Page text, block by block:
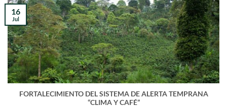
FORTALECIMIENTO DEL SISTEMA DE ALERTA TEMPRANA
“CLIMA Y CAFÉ”
16
Jul